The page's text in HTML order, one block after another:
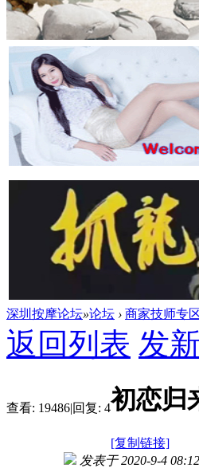
深圳按摩论坛»论坛 › 商家技师专
返回列表 发
查看: 19486|回复: 4初恋归
[复制链接]
发表于 2020-9-4